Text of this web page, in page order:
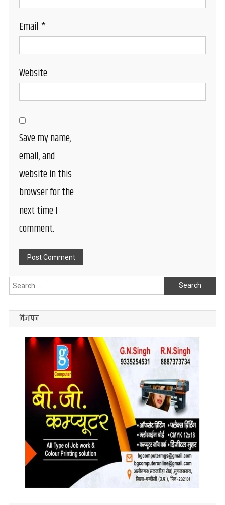
Email*
Website
Save my name,
email, and
website in this
browser for the
next time I
comment.
Search
for:
विज्ञापन